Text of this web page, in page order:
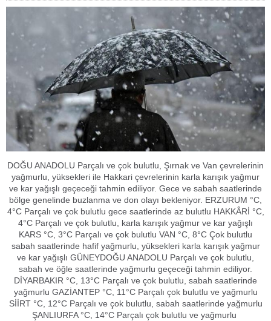
DOĞU ANADOLU Parçalı ve çok bulutlu, Şırnak ve Van çevrelerinin
yağmurlu, yüksekleri ile Hakkari çevrelerinin karla karışık yağmur
ve kar yağışlı geçeceği tahmin ediliyor. Gece ve sabah saatlerinde
bölge genelinde buzlanma ve don olayı bekleniyor. ERZURUM °C,
4°C Parçalı ve çok bulutlu gece saatlerinde az bulutlu HAKKÂRİ °C,
4°C Parçalı ve çok bulutlu, karla karışık yağmur ve kar yağışlı
KARS °C, 3°C Parçalı ve çok bulutlu VAN °C, 8°C Çok bulutlu
sabah saatlerinde hafif yağmurlu, yüksekleri karla karışık yağmur
ve kar yağışlı GÜNEYDOĞU ANADOLU Parçalı ve çok bulutlu,
sabah ve öğle saatlerinde yağmurlu geçeceği tahmin ediliyor.
DİYARBAKIR °C, 13°C Parçalı ve çok bulutlu, sabah saatlerinde
yağmurlu GAZİANTEP °C, 11°C Parçalı çok bulutlu ve yağmurlu
SİİRT °C, 12°C Parçalı ve çok bulutlu, sabah saatlerinde yağmurlu
ŞANLIURFA °C, 14°C Parçalı çok bulutlu ve yağmurlu